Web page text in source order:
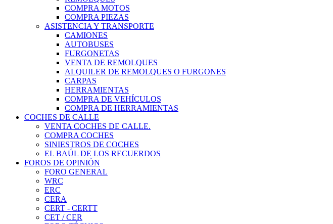
COMPRA MOTOS
COMPRA PIEZAS
ASISTENCIA Y TRANSPORTE
CAMIONES
AUTOBUSES
FURGONETAS
VENTA DE REMOLQUES
ALQUILER DE REMOLQUES O FURGONES
CARPAS
HERRAMIENTAS
COMPRA DE VEHÍCULOS
COMPRA DE HERRAMIENTAS
COCHES DE CALLE
VENTA COCHES DE CALLE.
COMPRA COCHES
SINIESTROS DE COCHES
EL BAÚL DE LOS RECUERDOS
FOROS DE OPINIÓN
FORO GENERAL
WRC
ERC
CERA
CERT - CERTT
CET / CER